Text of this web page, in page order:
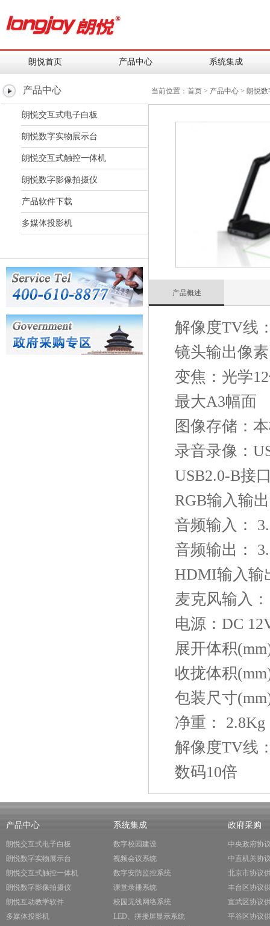
朗悦首页 产品中心 系统集成
产品中心
朗悦交互式电子白板
朗悦数字实物展示台
朗悦交互式触控一体机
朗悦数字影像拍摄仪
产品软件下载
多媒体投影机
当前位置： 首页 > 产品中心 > 朗悦数
产品概述
解像度TV线
镜头输出像
变焦：光学
最大A3幅面
图像存储：
录音录像：
USB2.0-B接
RGB输入输
音频输入：
音频输出：
HDMI输入输
麦克风输入
电源：DC
展开体积
收拢体积
包装尺寸
净重： 2.8Kg
解像度TV线
数码10倍
产品中心
朗悦交互式电子白板
朗悦数字实物展示台
朗悦交互式触控一体机
朗悦数字影像拍摄仪
朗悦互动教学软件
多媒体投影机
系统集成
数字校园建设
视频会议系统
数字安防监控系统
课堂录播系统
校园无线网络系统
LED、拼接屏显示系统
政府采购
中央政府协
中直机关协
北京市协议
丰台区协议
宣武区协议
平谷区协议